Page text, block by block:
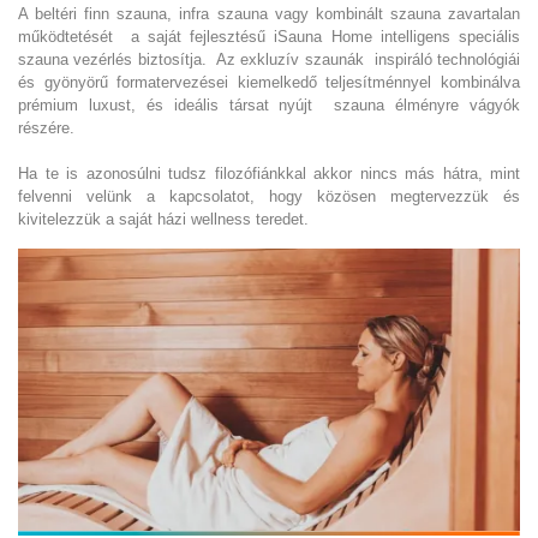
A beltéri finn szauna, infra szauna vagy kombinált szauna zavartalan
működtetését a saját fejlesztésű iSauna Home intelligens speciális
szauna vezérlés biztosítja. Az exkluzív szaunák inspiráló technológiái
és gyönyörű formatervezései kiemelkedő teljesítménnyel kombinálva
prémium luxust, és ideális társat nyújt szauna élményre vágyók
részére.
Ha te is azonosúlni tudsz filozófiánkkal akkor nincs más hátra, mint
felvenni velünk a kapcsolatot, hogy közösen megtervezzük és
kivitelezzük a saját házi wellness teredet.